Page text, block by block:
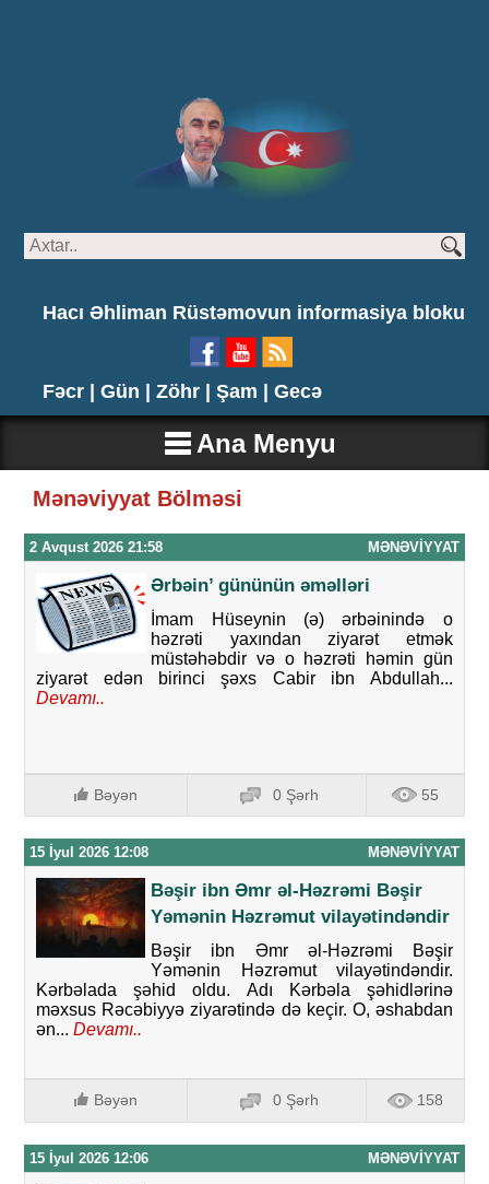
Hacı Əhliman Rüstəmovun informasiya bloku
Fəcr | Gün | Zöhr | Şam | Gecə
Ana Menyu
Mənəviyyat Bölməsi
2 Avqust 2026 21:58 MƏNƏVIYYAT
Ərbəin’ gününün əməlləri
İmam Hüseynin (ə) ərbəinində o
həzrəti yaxından ziyarət etmək
müstəhəbdir və o həzrəti həmin gün
ziyarət edən birinci şəxs Cabir ibn Abdullah...
Devamı..
Bəyən 0 Şərh 55
15 İyul 2026 12:08 MƏNƏVIYYAT
Bəşir ibn Əmr əl-Həzrəmi Bəşir
Yəmənin Həzrəmut vilayətindəndir
Bəşir ibn Əmr əl-Həzrəmi Bəşir
Yəmənin Həzrəmut vilayətindəndir.
Kərbəlada şəhid oldu. Adı Kərbəla şəhidlərinə
məxsus Rəcəbiyyə ziyarətində də keçir. O, əshabdan
ən... Devamı..
Bəyən 0 Şərh 158
15 İyul 2026 12:06 MƏNƏVIYYAT